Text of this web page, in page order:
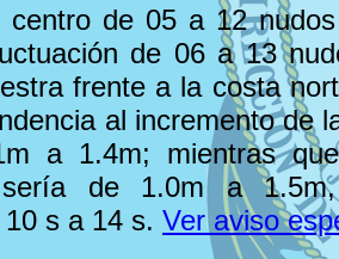
centro de 05 a 12
de 06 a 13
frente a la costa
al incremento de
a 1.4m; mientras
de 1.0m a
s a 14 s. Ver aviso